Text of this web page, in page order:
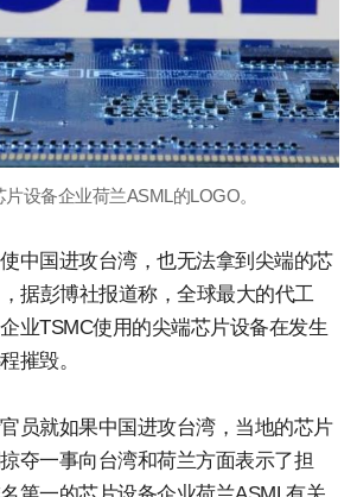
设备企业荷兰ASML的LOGO。
中国进攻台湾，也无法拿到尖端的芯
据彭博社报道称，全球最大的代工
业TSMC使用的尖端芯片设备在发生
摧毁。
员就如果中国进攻台湾，当地的芯片
夺一事向台湾和荷兰方面表示了担